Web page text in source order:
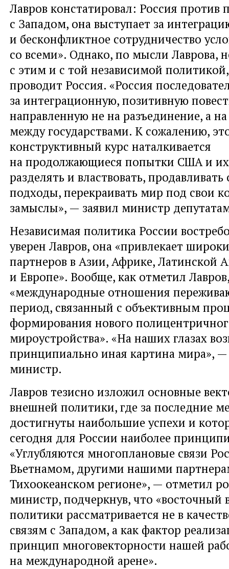
Лавров констатировал: Россия против
с Западом, она выступает за
и бесконфликтное сотрудничество
со всеми». Однако, по мысли Лаврова,
с этим и с той независимой
проводит Россия. «Россия
за интеграционную, позитивную
направленную не на разъединение, а на
между государствами. К сожалению,
конструктивный курс наталкивается
на продолжающиеся попытки США и
разделять и властвовать,
подходы, перекраивать мир под свои
замыслы», — заявил министр
Независимая политика России
уверен Лавров, она «привлекает
партнеров в Азии, Африке, Латинской
и Европе». Вообще, как отметил Лавров,
«международные отношения
период, связанный с объективным
формирования нового
мироустройства». «На наших глазах
принципиально иная картина мира», —
министр.
Лавров тезисно изложил основные
внешней политики, где за последние
достигнуты наибольшие успехи и
сегодня для России наиболее
«Углубляются многоплановые связи
Вьетнамом, другими нашими
Тихоокеанском регионе», — отметил
министр, подчеркнув, что «восточный
политики рассматривается не в
связям с Западом, а как фактор
принцип многовекторности нашей
на международной арене».